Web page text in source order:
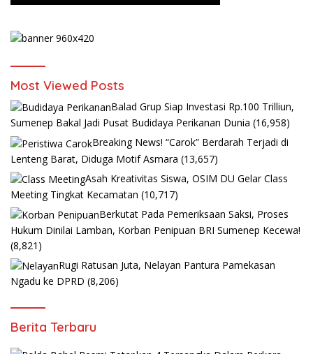
Most Viewed Posts
Balad Grup Siap Investasi Rp.100 Trilliun,
Sumenep Bakal Jadi Pusat Budidaya Perikanan Dunia (16,958)
Breaking News! “Carok” Berdarah Terjadi di
Lenteng Barat, Diduga Motif Asmara (13,657)
Asah Kreativitas Siswa, OSIM DU Gelar Class
Meeting Tingkat Kecamatan (10,717)
Berkutat Pada Pemeriksaan Saksi, Proses
Hukum Dinilai Lamban, Korban Penipuan BRI Sumenep Kecewa!
(8,821)
Rugi Ratusan Juta, Nelayan Pantura Pamekasan
Ngadu ke DPRD (8,206)
Berita Terbaru